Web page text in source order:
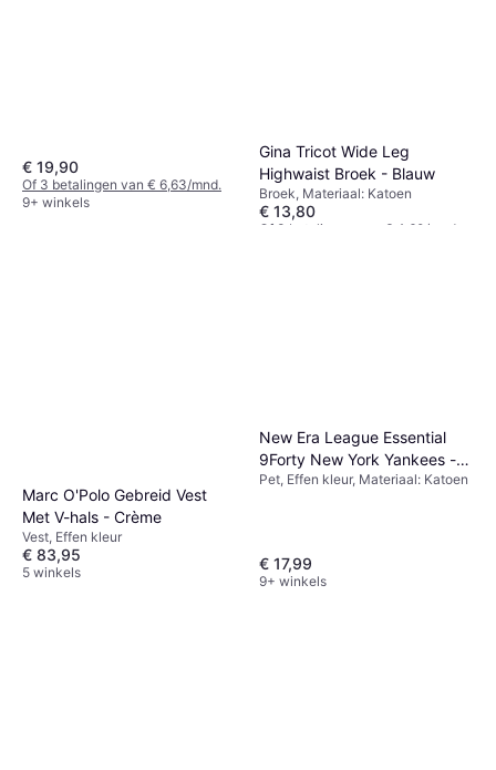
€ 19,90
Of 3 betalingen van € 6,63/mnd.
9+ winkels
Gina Tricot Wide Leg
Highwaist Broek - Blauw
Broek, Materiaal: Katoen
€ 13,80
Of 3 betalingen van € 4,60/mnd.
Marc O'Polo Gebreid Vest
Met V-hals - Crème
Vest, Effen kleur
€ 83,95
5 winkels
New Era League Essential
9Forty New York Yankees -
Black
Pet, Effen kleur, Materiaal: Katoen
€ 17,99
9+ winkels